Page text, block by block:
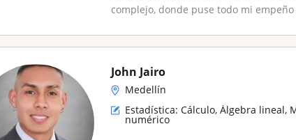
complejo, donde puse todo mi
John Jairo
Medellín
Estadística: Cálculo, Álgebra lineal,
numérico